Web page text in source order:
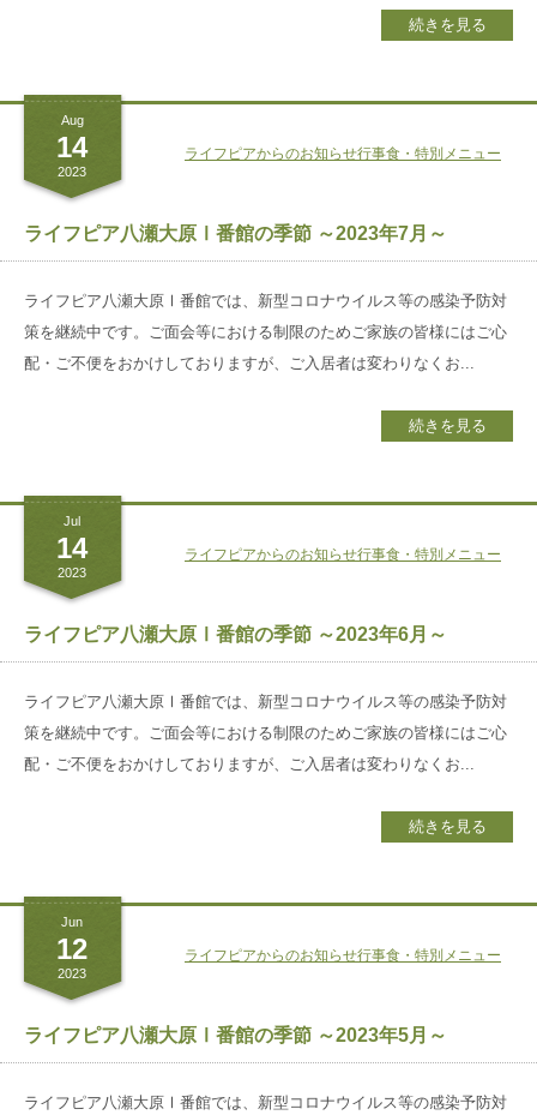
続きを見る
Aug
14
2023
ライフピア八瀬大原Ⅰ番館の季節 ～2023年7月～
ライフピアからのお知らせ行事食・特別メニュー
ライフピア八瀬大原Ⅰ番館では、新型コロナウイルス等の感染予防対
策を継続中です。ご面会等における制限のためご家族の皆様にはご心
配・ご不便をおかけしておりますが、ご入居者は変わりなくお...
続きを見る
Jul
14
2023
ライフピア八瀬大原Ⅰ番館の季節 ～2023年6月～
ライフピアからのお知らせ行事食・特別メニュー
ライフピア八瀬大原Ⅰ番館では、新型コロナウイルス等の感染予防対
策を継続中です。ご面会等における制限のためご家族の皆様にはご心
配・ご不便をおかけしておりますが、ご入居者は変わりなくお...
続きを見る
Jun
12
2023
ライフピア八瀬大原Ⅰ番館の季節 ～2023年5月～
ライフピアからのお知らせ行事食・特別メニュー
ライフピア八瀬大原Ⅰ番館では、新型コロナウイルス等の感染予防対